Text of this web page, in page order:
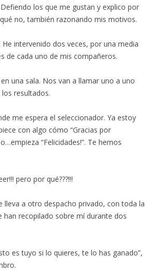
los que me gustan y explico por
no, también razonando mis motivos.
He intervenido dos veces, por una media
de cada uno de mis compañeros.
una sala. Nos van a llamar uno a uno
resultados.
me espera el seleccionador. Ya estoy
con algo cómo “Gracias por
“Felicidades!”. Te hemos
pero por qué???!!!
lleva a otro despacho privado, con toda la
han recopilado sobre mí durante dos
es tuyo si lo quieres, te lo has ganado”,